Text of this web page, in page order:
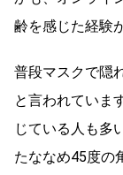
齢を感じた経験
普段マスクで隠
と言われていま
じている人も多
たななめ45度の